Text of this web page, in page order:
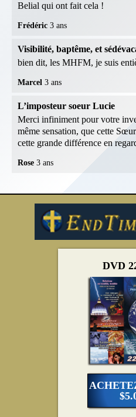
Belial qui ont fait cela !
Frédéric 3 ans
Visibilité, baptême, et
bien dit, les MHFM, je suis
Marcel 3 ans
L’imposteur soeur Lucie
Merci infiniment pour votre
même sensation, que cette
cette grande différence en
Rose 3 ans
DVD